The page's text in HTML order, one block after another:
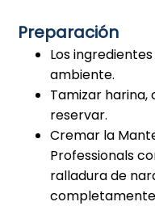
Preparación
Los
ambiente.
Tamizar
reservar.
Cremar la
Professionals
ralladura de